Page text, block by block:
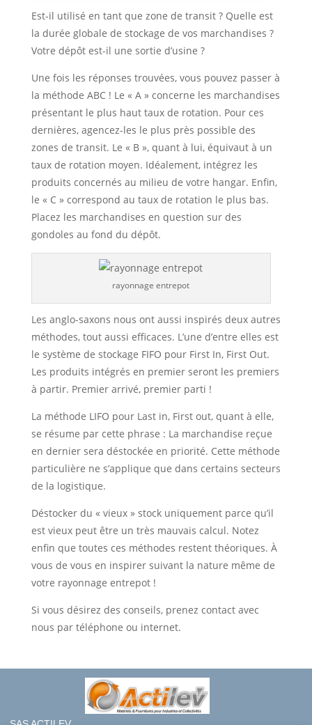
Est-il utilisé en tant que zone de transit ? Quelle est
la durée globale de stockage de vos marchandises ?
Votre dépôt est-il une sortie d’usine ?
Une fois les réponses trouvées, vous pouvez passer à
la méthode ABC ! Le « A » concerne les marchandises
présentant le plus haut taux de rotation. Pour ces
dernières, agencez-les le plus près possible des
zones de transit. Le « B », quant à lui, équivaut à un
taux de rotation moyen. Idéalement, intégrez les
produits concernés au milieu de votre hangar. Enfin,
le « C » correspond au taux de rotation le plus bas.
Placez les marchandises en question sur des
gondoles au fond du dépôt.
rayonnage entrepot
Les anglo-saxons nous ont aussi inspirés deux autres
méthodes, tout aussi efficaces. L’une d’entre elles est
le système de stockage FIFO pour First In, First Out.
Les produits intégrés en premier seront les premiers
à partir. Premier arrivé, premier parti !
La méthode LIFO pour Last in, First out, quant à elle,
se résume par cette phrase : La marchandise reçue
en dernier sera déstockée en priorité. Cette méthode
particulière ne s’applique que dans certains secteurs
de la logistique.
Déstocker du « vieux » stock uniquement parce qu’il
est vieux peut être un très mauvais calcul. Notez
enfin que toutes ces méthodes restent théoriques. À
vous de vous en inspirer suivant la nature même de
votre rayonnage entrepot !
Si vous désirez des conseils, prenez contact avec
nous par téléphone ou internet.